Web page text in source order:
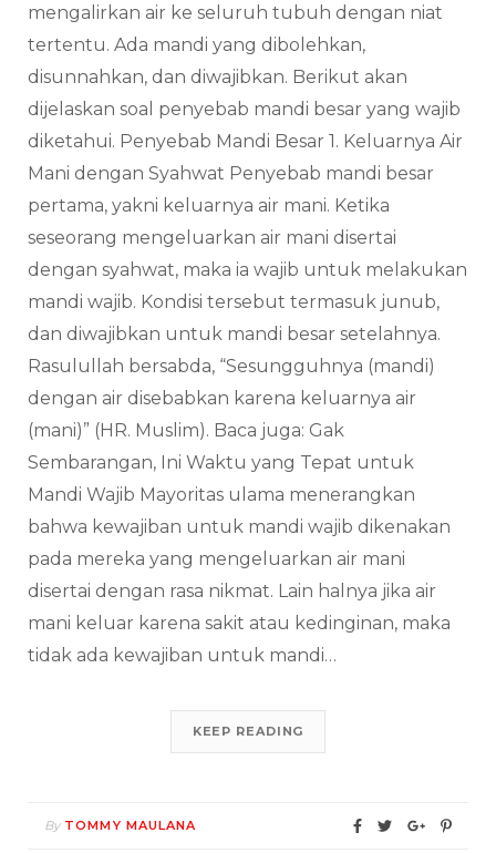
mengalirkan air ke seluruh tubuh dengan niat
tertentu. Ada mandi yang dibolehkan,
disunnahkan, dan diwajibkan. Berikut akan
dijelaskan soal penyebab mandi besar yang wajib
diketahui. Penyebab Mandi Besar 1. Keluarnya Air
Mani dengan Syahwat Penyebab mandi besar
pertama, yakni keluarnya air mani. Ketika
seseorang mengeluarkan air mani disertai
dengan syahwat, maka ia wajib untuk melakukan
mandi wajib. Kondisi tersebut termasuk junub,
dan diwajibkan untuk mandi besar setelahnya.
Rasulullah bersabda, “Sesungguhnya (mandi)
dengan air disebabkan karena keluarnya air
(mani)” (HR. Muslim). Baca juga: Gak
Sembarangan, Ini Waktu yang Tepat untuk
Mandi Wajib Mayoritas ulama menerangkan
bahwa kewajiban untuk mandi wajib dikenakan
pada mereka yang mengeluarkan air mani
disertai dengan rasa nikmat. Lain halnya jika air
mani keluar karena sakit atau kedinginan, maka
tidak ada kewajiban untuk mandi…
KEEP READING
By TOMMY MAULANA